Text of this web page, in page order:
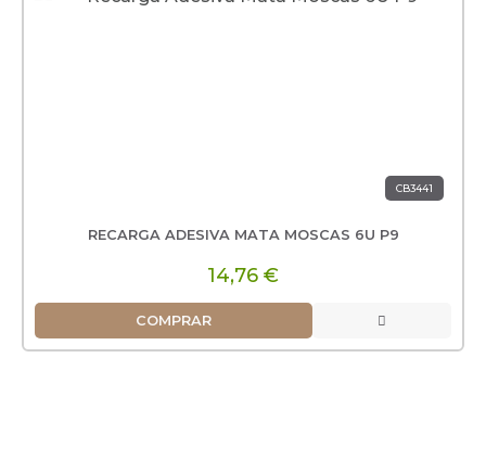
CB3441
RECARGA ADESIVA MATA MOSCAS 6U P9
14,76 €
COMPRAR